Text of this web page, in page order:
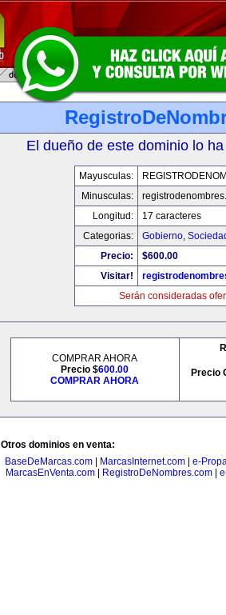
El dueño de este dominio lo
Mayusculas:
Minusculas:
Longitud:
17 caracteres
Categorias:
Gobierno,
Precio:
$600.00
Visitar!
Serán consideradas
COMPRAR AHORA
Precio $600.00
COMPRAR AHORA
Precio
Otros dominios en venta:
BaseDeMarcas.com| MarcasInternet.com| e-
MarcasEnVenta.com
RegistroDeNombres.com